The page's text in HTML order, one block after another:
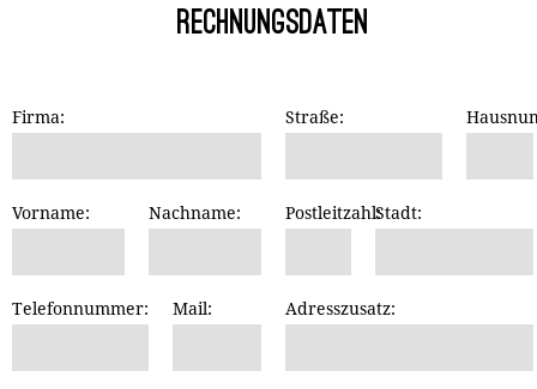
Rechnungsdaten
Firma:
Vorname: Nachname:
Telefonnummer: Mail:
Straße:
Postleitzahl:Stadt:
Adresszusatz: